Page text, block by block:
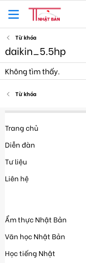
Từ khóa
daikin_5.5hp
Không tìm thấy.
Từ khóa
Trang chủ
Diễn đàn
Tư liệu
Liên hệ
Ẩm thực Nhật Bản
Văn học Nhật Bản
Học tiếng Nhật